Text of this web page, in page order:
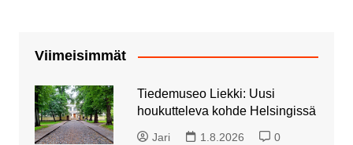
Viimeisimmät
Tiedemuseo Liekki: Uusi
houkutteleva kohde Helsingissä
Jari 1.8.2026 0